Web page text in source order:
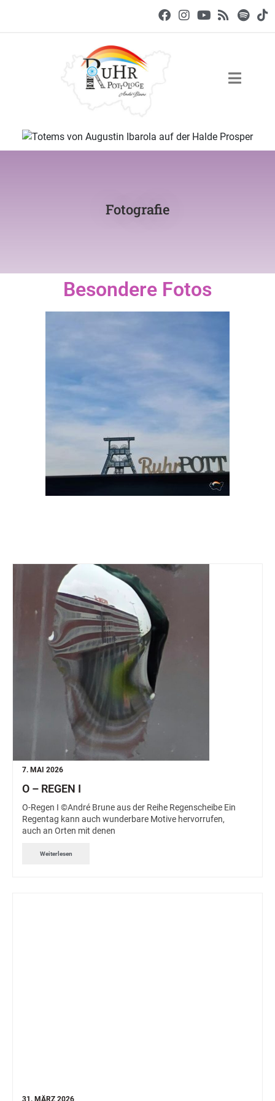
Fotografie
Besondere Fotos
7. MAI 2026
O – REGEN I
O-Regen I ©André Brune aus der Reihe Regenscheibe Ein
Regentag kann auch wunderbare Motive hervorrufen,
auch an Orten mit denen
Weiterlesen